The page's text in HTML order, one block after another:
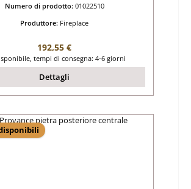
Numero di prodotto: 01022510
Produttore: Fireplace
Prezzo normale:
192,55 €
tempi di consegna: 4-6 giorni
Dettagli